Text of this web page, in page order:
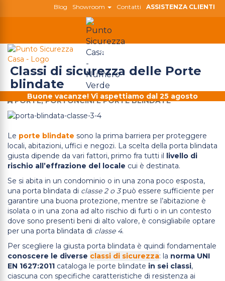
Blog Showroom Contatti ASSISTENZA CLIENTI
800 180 808
Buone vacanze! Vi aspettiamo dal 25 agosto
Classi di sicurezza delle Porte
blindate
PORTE, PORTONCINI E PORTE BLINDATE
Le porte blindate sono la prima barriera per proteggere
locali, abitazioni, uffici e negozi. La scelta della porta blindata
giusta dipende da vari fattori, primo fra tutti il livello di
rischio all’effrazione del locale cui è destinata.
Se si abita in un condominio o in una zona poco esposta,
una porta blindata di classe 2 o 3può essere sufficiente per
garantire una buona protezione, mentre se l’abitazione è
isolata o in una zona ad alto rischio di furti o in un contesto
dove sono presenti beni di alto valore, è consigliabile optare
per una porta blindata di classe 4.
Per scegliere la giusta porta blindata è quindi fondamentale
conoscere le diverse classi di sicurezza: la norma UNI
EN 1627:2011 cataloga le porte blindate in sei classi,
ciascuna con specifiche caratteristiche di resistenza ai